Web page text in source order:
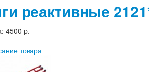
реактивные
4500 p.
товара